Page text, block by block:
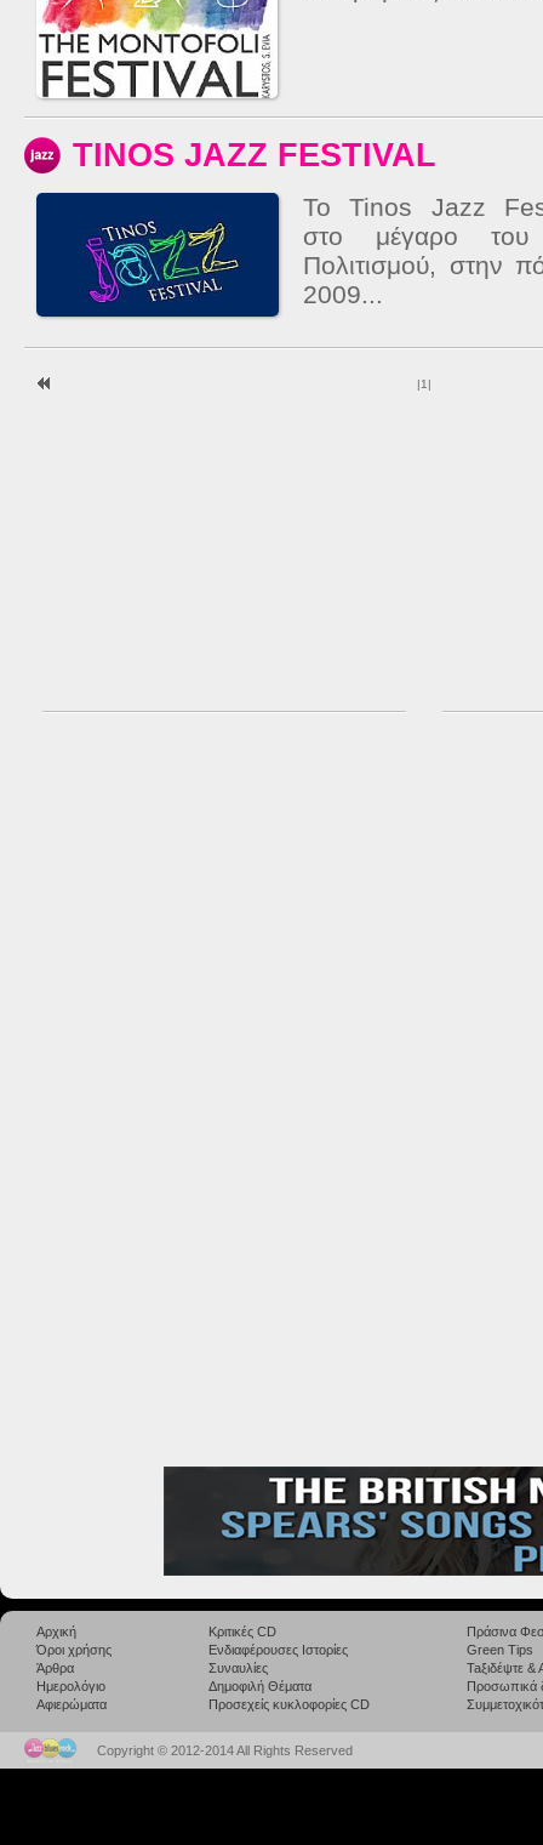
TINOS JAZZ FESTIVAL
Το Tinos Jazz
στο μέγαρο του
Πολιτισμού, στην
2009...
1
Αρχική
Όροι χρήσης
Άρθρα
Ημερολόγιο
Αφιερώματα
Κριτικές CD
Ενδιαφέρουσες Ιστορίες
Συναυλίες
Δημοφιλή Θέματα
Προσεχείς κυκλοφορίες CD
Πράσινα
Green Tips
Taξιδέψτε
Προσωπικά
Copyright © 2012-2014 All Rights Reserved